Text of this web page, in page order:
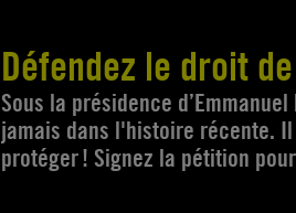
Défendez le droit
Sous la présidence
jamais dans l'histoire récente.
protéger ! Signez la pétition